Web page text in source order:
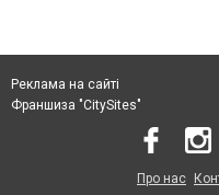
Реклама на сайті
Франшиза "CitySites"
Про нас